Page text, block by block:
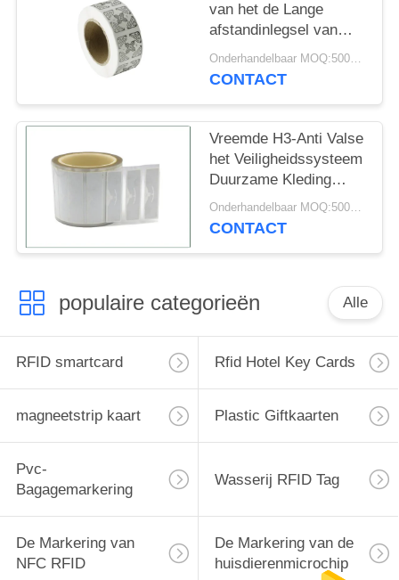
van het de Lange
afstandinlegsel van
960mhz de Passieve
Markering van Rfid
Onderhandelbaar MOQ:500PCS
CONTACT
Vreemde H3-Anti Valse
het Veiligheidssysteem
Duurzame Kleding
Hang Tags Sticker van
de Inlegselrfid
Onderhandelbaar MOQ:500pcs
CONTACT
populaire categorieën Alle
RFID smartcard Rfid Hotel Key Cards
magneetstrip kaart Plastic Giftkaarten
Pvc-
Bagagemarkering
Wasserij RFID Tag
De Markering van
NFC RFID
De Markering van de
huisdierenmicrochip